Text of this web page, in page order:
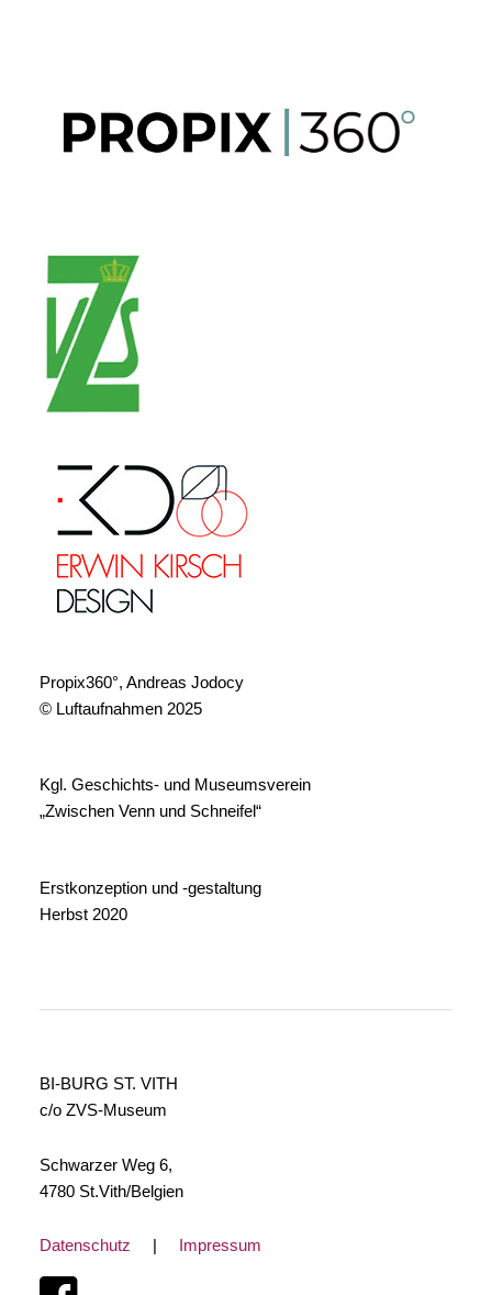
Propix360°, Andreas Jodocy
© Luftaufnahmen 2025
Kgl. Geschichts- und Museumsverein
„Zwischen Venn und Schneifel“
Erstkonzeption und -gestaltung
Herbst 2020
BI-BURG ST. VITH
c/o ZVS-Museum
Schwarzer Weg 6,
4780 St.Vith/Belgien
Datenschutz | Impressum